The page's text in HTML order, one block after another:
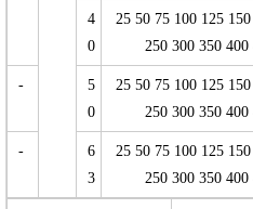
4
0
25 50 75 100 125
250 300 350 400
-
5
0
25 50 75 100 125
250 300 350 400
-
6
3
25 50 75 100 125
250 300 350 400